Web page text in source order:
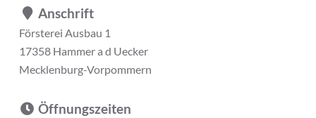
Anschrift
Försterei Ausbau 1
17358 Hammer a d Uecker
Mecklenburg-Vorpommern
Öffnungszeiten